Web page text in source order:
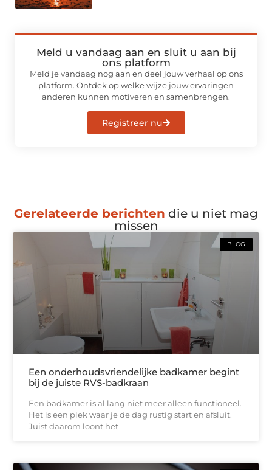
Meld u vandaag aan en sluit u aan bij
ons platform
Meld je vandaag nog aan en deel jouw verhaal op ons
platform. Ontdek op welke wijze jouw ervaringen
anderen kunnen motiveren en samenbrengen.
Registreer nu
Gerelateerde berichten die u niet mag
missen
BLOG
Een onderhoudsvriendelijke badkamer begint
bij de juiste RVS-badkraan
Een badkamer is al lang niet meer alleen functioneel.
Het is een plek waar je de dag rustig start en afsluit.
Juist daarom loont het